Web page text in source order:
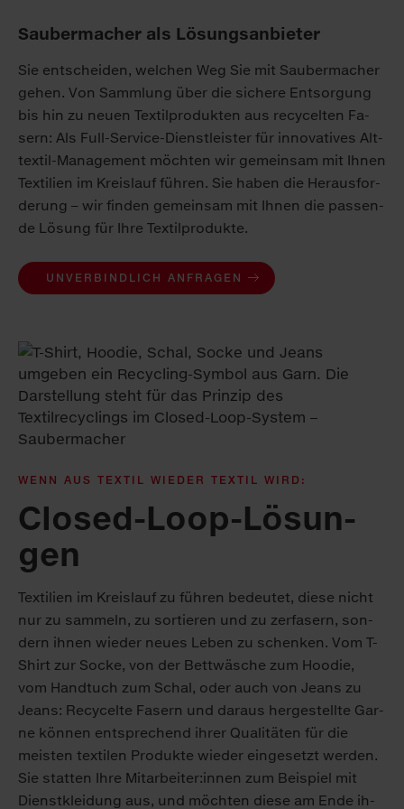
Saubermacher als Lösungsanbieter
Sie ent­schei­den, wel­chen Weg Sie mit Sau­ber­ma­cher
ge­hen. Von Samm­lung über die si­che­re Ent­sor­gung
bis hin zu neu­en Tex­til­pro­duk­ten aus re­cy­cel­ten Fa­
sern: Als Full-Ser­vice-Dienst­leis­ter für in­no­va­ti­ves Alt­
tex­til-Ma­nage­ment möch­ten wir ge­mein­sam mit Ih­nen
Tex­ti­li­en im Kreis­lauf füh­ren. Sie ha­ben die Her­aus­for­
de­rung – wir fin­den ge­mein­sam mit Ih­nen die pas­sen­
de Lö­sung für Ih­re Tex­til­pro­duk­te.
UNVERBINDLICH ANFRAGEN
WENN AUS TEX­TIL WIE­DER TEX­TIL WIRD:
Clo­sed-Loop-Lö­sun­
gen
Tex­ti­li­en im Kreis­lauf zu füh­ren be­deu­tet, die­se nicht
nur zu sam­meln, zu sor­tie­ren und zu zer­fa­sern, son­
dern ihnen wie­der neu­es Le­ben zu schen­ken. Vom T-
Shirt zur So­cke, von der Bett­wä­sche zum Hoo­die,
vom Hand­tuch zum Schal, oder auch von Jeans zu
Jeans: Re­cy­cel­te Fa­sern und dar­aus her­ge­stell­te Gar­
ne kön­nen ent­spre­chend ih­rer Qua­li­tä­ten für die
meis­ten tex­ti­len Pro­duk­te wie­der ein­ge­setzt wer­den.
Sie stat­ten Ih­re Mit­ar­bei­ter:in­nen zum Bei­spiel mit
Dienst­klei­dung aus, und möch­ten die­se am En­de ih­